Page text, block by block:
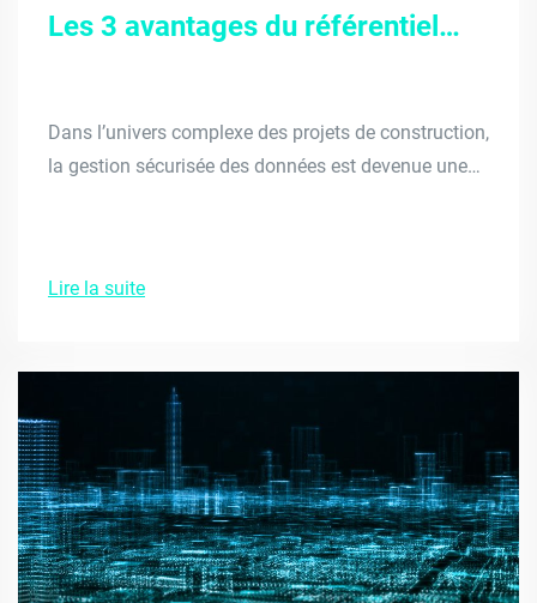
Les 3 avantages du référentiel…
Dans l’univers complexe des projets de construction,
la gestion sécurisée des données est devenue une…
Lire la suite